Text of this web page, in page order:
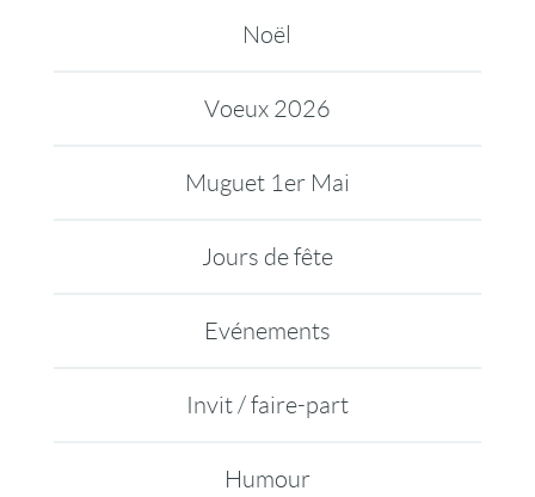
Noël
Voeux 2026
Muguet 1er Mai
Jours de fête
Evénements
Invit / faire-part
Humour